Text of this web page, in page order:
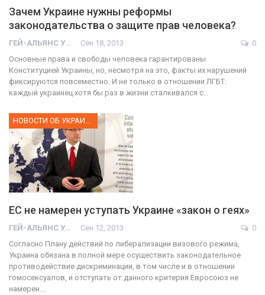
Зачем Украине нужны реформы
законодательства о защите прав человека?
ГЕЙ-АЛЬЯНС УКРАИНА Сен 18, 2013
0
Основные права и свободы человека гарантированы
Конституцией Украины, но, несмотря на это, факты их нарушений
фиксируются повсеместно. И не только в отношении ЛГБТ:
каждый украинец хотя бы раз в жизни сталкивался с…
НОВОСТИ ОБ УКРАИНЕ
ЕС не намерен уступать Украине «закон о геях»
ГЕЙ-АЛЬЯНС УКРАИНА Сен 12, 2013
0
Согласно Плану действий по либерализации визового режима,
Украина обязана в полной мере осуществить законодательное
противодействие дискриминации, в том числе и в отношении
гомосексуалов, и отступать от данного критерия Евросоюз не
намерен.…